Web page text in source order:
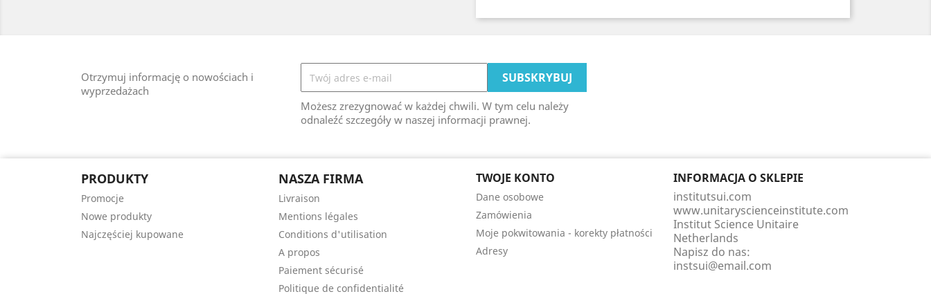
Otrzymuj informację o nowościach i
wyprzedażach
Możesz zrezygnować w każdej chwili. W tym celu należy
odnaleźć szczegóły w naszej informacji prawnej.
PRODUKTY
Promocje
Nowe produkty
Najczęściej kupowane
NASZA FIRMA
Livraison
Mentions légales
Conditions d'utilisation
A propos
Paiement sécurisé
Politique de confidentialité
TWOJE KONTO
Dane osobowe
Zamówienia
Moje pokwitowania - korekty płatności
Adresy
INFORMACJA O SKLEPIE
institutsui.com
www.unitaryscienceinstitute.com
Institut Science Unitaire
Netherlands
Napisz do nas:
instsui@email.com